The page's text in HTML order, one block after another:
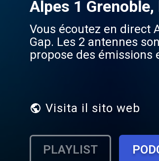
Alpes 1
Vous écoutez en direct
Gap. Les 2 antennes
propose des émissions
Visita il sito web
PLAYLIST